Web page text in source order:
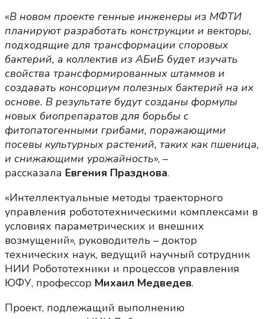
«В новом проекте генные инженеры из МФТИ
планируют разработать конструкции и векторы,
подходящие для трансформации споровых
бактерий, а коллектив из АБиБ будет изучать
свойства трансформированных штаммов и
создавать консорциум полезных бактерий на их
основе. В результате будут созданы формулы
новых биопрепаратов для борьбы с
фитопатогенными грибами, поражающими
посевы культурных растений, таких как пшеница,
и снижающими урожайность», –
рассказала Евгения Празднова.
«Интеллектуальные методы траекторного
управления робототехническими комплексами в
условиях параметрических и внешних
возмущений», руководитель – доктор
технических наук, ведущий научный сотрудник
НИИ Робототехники и процессов управления
ЮФУ, профессор Михаил Медведев.
Проект, подлежащий выполнению